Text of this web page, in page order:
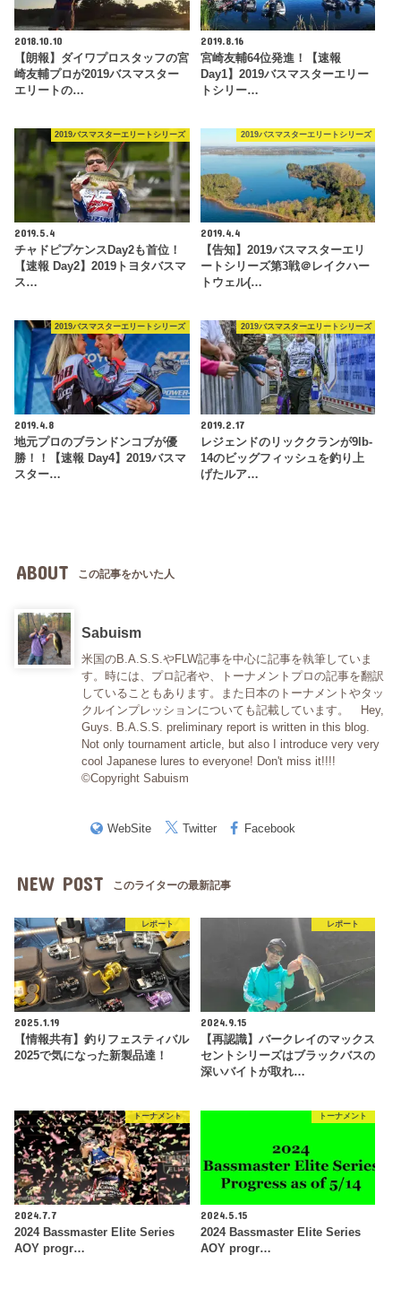
2018.10.10
【朗報】ダイワプロスタッフの宮
崎友輔プロが2019バスマスター
エリートの…
2019.8.16
宮崎友輔64位発進！【速報
Day1】2019バスマスターエリー
トシリー…
2019バスマスターエリートシリーズ
2019.5.4
チャドピプケンスDay2も首位！
【速報 Day2】2019トヨタバスマ
ス…
2019バスマスターエリートシリーズ
2019.4.4
【告知】2019バスマスターエリ
ートシリーズ第3戦＠レイクハー
トウェル(…
2019バスマスターエリートシリーズ
2019.4.8
地元プロのブランドンコブが優
勝！！【速報 Day4】2019バスマ
スター…
2019バスマスターエリートシリーズ
2019.2.17
レジェンドのリッククランが9lb-
14のビッグフィッシュを釣り上
げたルア…
ABOUT この記事をかいた人
Sabuism
米国のB.A.S.S.やFLW記事を中心に記事を執筆していま
す。時には、プロ記者や、トーナメントプロの記事を翻訳
していることもあります。また日本のトーナメントやタッ
クルインプレッションについても記載しています。 Hey,
Guys. B.A.S.S. preliminary report is written in this blog.
Not only tournament article, but also I introduce very very
cool Japanese lures to everyone! Don't miss it!!!!
©Copyright Sabuism
WebSite Twitter Facebook
NEW POST このライターの最新記事
レポート
2025.1.19
【情報共有】釣りフェスティバル
2025で気になった新製品達！
レポート
2024.9.15
【再認識】バークレイのマックス
セントシリーズはブラックバスの
深いバイトが取れ…
トーナメント
2024.7.7
2024 Bassmaster Elite Series
AOY progr…
トーナメント
2024.5.15
2024 Bassmaster Elite Series
AOY progr…